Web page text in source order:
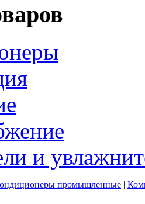
и
промышленные |